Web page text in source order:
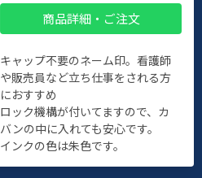
商品詳細・ご注文
キャップ不要のネーム印。看護師
や販売員など立ち仕事をされる方
におすすめ
ロック機構が付いてますので、カ
バンの中に入れても安心です。
インクの色は朱色です。